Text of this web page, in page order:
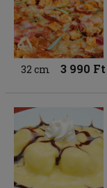
32 cm 3 990 Ft